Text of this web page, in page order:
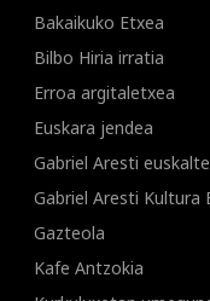
Bakaikuko Etxea
Bilbo Hiria irratia
Erroa argitaletxea
Euskara jendea
Gabriel Aresti
Gabriel Aresti Kultura
Gazteola
Kafe Antzokia